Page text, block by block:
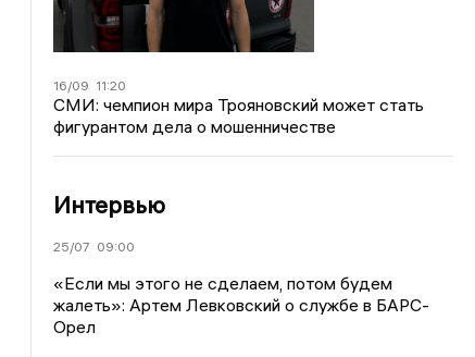
16/09 11:20
СМИ: чемпион мира Трояновский может стать
фигурантом дела о мошенничестве
Интервью
25/07 09:00
«Если мы этого не сделаем, потом будем
жалеть»: Артем Левковский о службе в БАРС-
Орел